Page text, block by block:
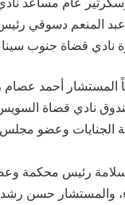
المنعم دسوقي
نادي قضاة جنوب
المستشار أحمد
نادي قضاة
وعضو مجلس
رئيس محكمة
والمستشار حسن